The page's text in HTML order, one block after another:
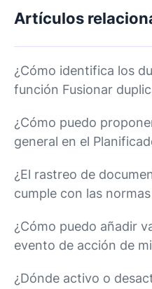
Artículos
¿Cómo identifica los
función Fusionar
¿Cómo puedo
general en el
¿El rastreo de
cumple con las normas
¿Cómo puedo añadir
evento de acción de
¿Dónde activo o